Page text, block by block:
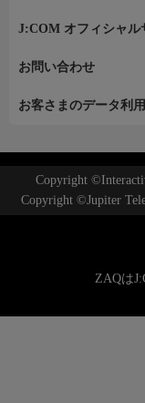
J:COM オフィシャル
お問い合わせ
お客さまのデータ利
Copyright
Copyright ©Jupiter
ZAQは